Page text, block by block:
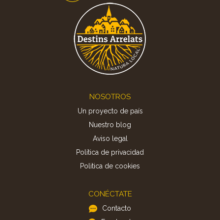
NOSOTROS
Un proyecto de país
Nuestro blog
Aviso legal
Política de privacidad
Politica de cookies
CONÉCTATE
Contacto